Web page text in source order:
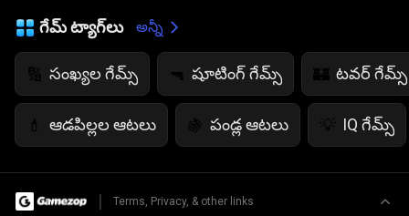
గేమ్ ట్యాగ్‌లు అన్నీ
🔢 సంఖ్యల గేమ్స్ 🔫 షూటింగ్ గేమ్స్ 🏰 టవర్ గేమ్స్
💄 ఆడపిల్లల ఆటలు 🍇 పండ్ల ఆటలు 💡 IQ గేమ్స్
| Terms, Privacy, & other links